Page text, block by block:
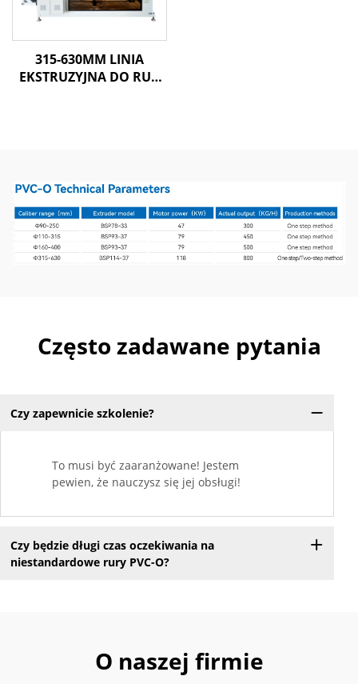
315-630MM LINIA
EKSTRUZYJNA DO RUR
Często zadawane pytania
Czy zapewnicie szkolenie?
To musi być zaaranżowane! Jestem
pewien, że nauczysz się jej obsługi!
Czy będzie długi czas oczekiwania na
niestandardowe rury PVC-O?
O naszej firmie